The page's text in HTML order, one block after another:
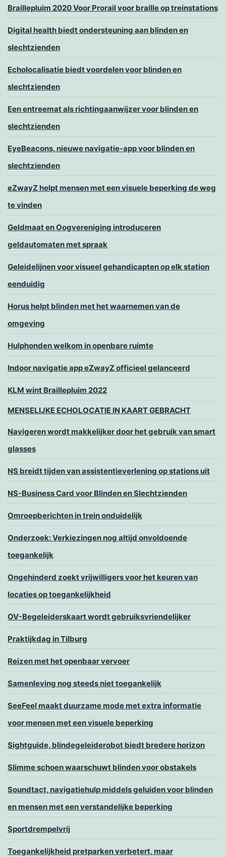
Braillepluim 2020 Voor Prorail voor braille op treinstations
Digital health biedt ondersteuning aan blinden en
slechtzienden
Echolocalisatie biedt voordelen voor blinden en
slechtzienden
Een entreemat als richtingaanwijzer voor blinden en
slechtzienden
EyeBeacons, nieuwe navigatie-app voor blinden en
slechtzienden
eZwayZ helpt mensen met een visuele beperking de weg
te vinden
Geldmaat en Oogvereniging introduceren
geldautomaten met spraak
Geleidelijnen voor visueel gehandicapten op elk station
eenduidig
Horus helpt blinden met het waarnemen van de
omgeving
Hulphonden welkom in openbare ruimte
Indoor navigatie app eZwayZ officieel gelanceerd
KLM wint Braillepluim 2022
MENSELIJKE ECHOLOCATIE IN KAART GEBRACHT
Navigeren wordt makkelijker door het gebruik van smart
glasses
NS breidt tijden van assistentieverlening op stations uit
NS-Business Card voor Blinden en Slechtzienden
Omroepberichten in trein onduidelijk
Onderzoek: Verkiezingen nog altijd onvoldoende
toegankelijk
Ongehinderd zoekt vrijwilligers voor het keuren van
locaties op toegankelijkheid
OV-Begeleiderskaart wordt gebruiksvriendelijker
Praktijkdag in Tilburg
Reizen met het openbaar vervoer
Samenleving nog steeds niet toegankelijk
SeeFeel maakt duurzame mode met extra informatie
voor mensen met een visuele beperking
Sightguide, blindegeleiderobot biedt bredere horizon
Slimme schoen waarschuwt blinden voor obstakels
Soundtact, navigatiehulp middels geluiden voor blinden
en mensen met een verstandelijke beperking
Sportdrempelvrij
Toegankelijkheid pretparken verbetert, maar